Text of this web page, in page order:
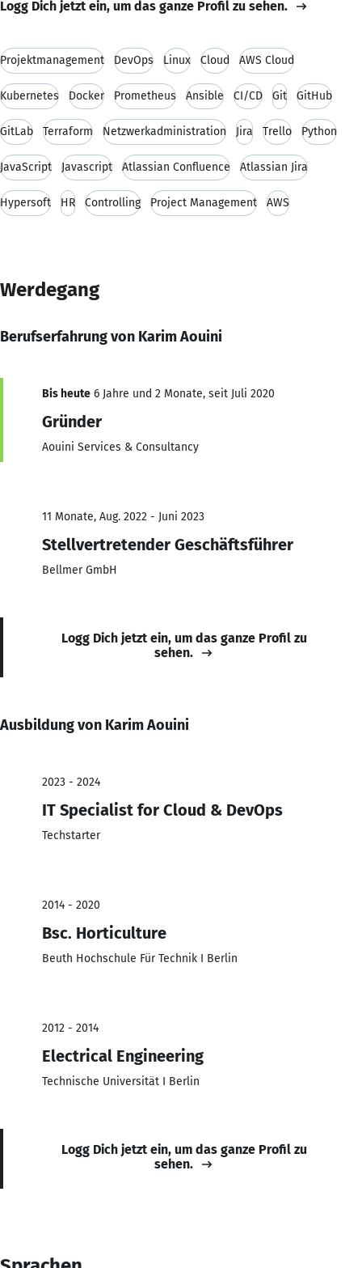
Logg Dich jetzt ein, um das ganze Profil zu sehen.
Projektmanagement DevOps Linux Cloud AWS Cloud
Kubernetes Docker Prometheus Ansible CI/CD Git GitHub
GitLab Terraform Netzwerkadministration Jira Trello Python
JavaScript Javascript Atlassian Confluence Atlassian Jira
Hypersoft HR Controlling Project Management AWS
Werdegang
Berufserfahrung von Karim Aouini
Bis heute 6 Jahre und 2 Monate, seit Juli 2020
Gründer
Aouini Services & Consultancy
11 Monate, Aug. 2022 - Juni 2023
Stellvertretender Geschäftsführer
Bellmer GmbH
Logg Dich jetzt ein, um das ganze Profil zu
sehen.
Ausbildung von Karim Aouini
2023 - 2024
IT Specialist for Cloud & DevOps
Techstarter
2014 - 2020
Bsc. Horticulture
Beuth Hochschule Für Technik I Berlin
2012 - 2014
Electrical Engineering
Technische Universität I Berlin
Logg Dich jetzt ein, um das ganze Profil zu
sehen.